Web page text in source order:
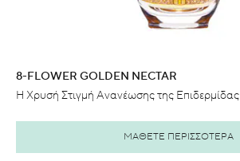
8-FLOWER GOLDEN NECTAR
Η Χρυσή Στιγμή Ανανέωσης της Επιδερμίδας
ΜΑΘΕΤΕ ΠΕΡΙΣΣΟΤΕΡΑ